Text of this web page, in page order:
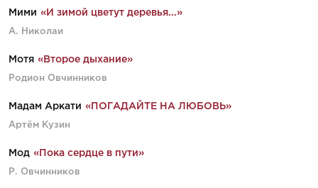
Мими «И зимой цветут деревья...»
А. Николаи
Мотя «Второе дыхание»
Родион Овчинников
Мадам Аркати «ПОГАДАЙТЕ НА ЛЮБОВЬ»
Артём Кузин
Мод «Пока сердце в пути»
Р. Овчинников